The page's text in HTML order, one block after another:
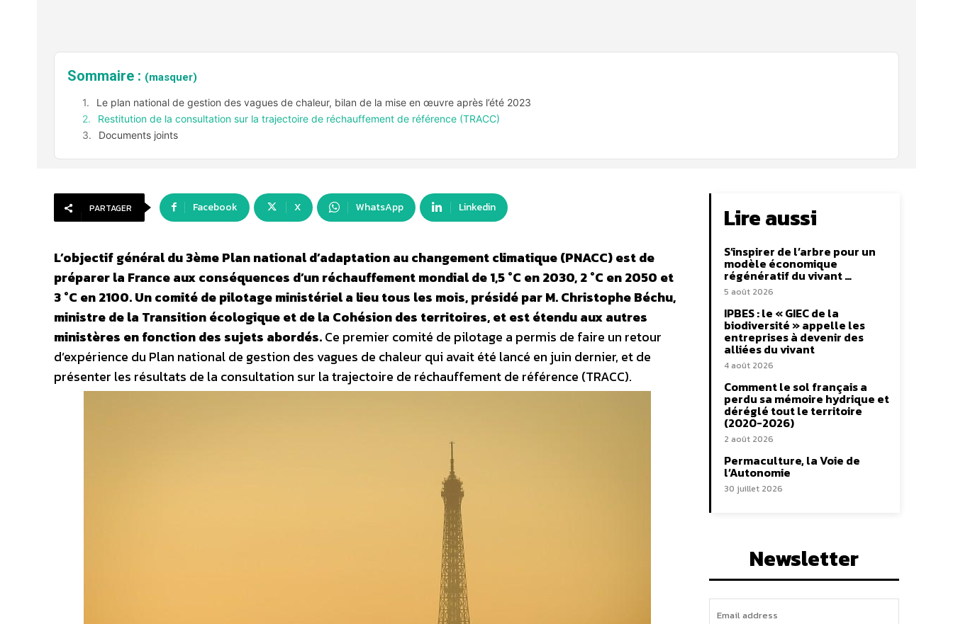
Sommaire : (masquer)
Le plan national de gestion des vagues de chaleur, bilan de la mise en œuvre après l’été 2023
Restitution de la consultation sur la trajectoire de réchauffement de référence (TRACC)
Documents joints
PARTAGER Facebook X WhatsApp Linkedin
L’objectif général du 3ème Plan national d’adaptation au changement climatique (PNACC) est de
préparer la France aux conséquences d’un réchauffement mondial de 1,5 °C en 2030, 2 °C en 2050 et
3 °C en 2100. Un comité de pilotage ministériel a lieu tous les mois, présidé par M. Christophe Béchu,
ministre de la Transition écologique et de la Cohésion des territoires, et est étendu aux autres
ministères en fonction des sujets abordés.Ce premier comité de pilotage a permis de faire un retour
d’expérience du Plan national de gestion des vagues de chaleur qui avait été lancé en juin dernier, et de
présenter les résultats de la consultation sur la trajectoire de réchauffement de référence (TRACC).
Lire aussi
S’inspirer de l’arbre pour un
modèle économique
régénératif du vivant …
5 août 2026
IPBES : le « GIEC de la
biodiversité » appelle les
entreprises à devenir des
alliées du vivant
4 août 2026
Comment le sol français a
perdu sa mémoire hydrique et
déréglé tout le territoire
(2020-2026)
2 août 2026
Permaculture, la Voie de
l’Autonomie
30 juillet 2026
Newsletter